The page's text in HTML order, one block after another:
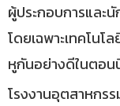
ผู้ประกอบการและ
โดยเฉพาะเทคโน
หูกันอย่างดีในตอน
โรงงานอุตสาหกรร